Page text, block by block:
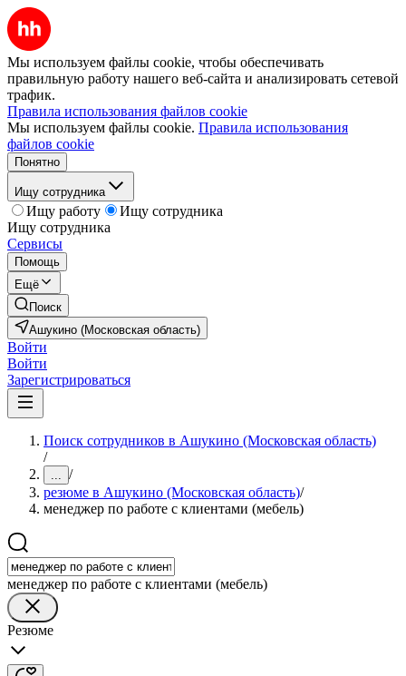
Мы используем файлы cookie, чтобы обеспечивать
правильную работу нашего веб-сайта и анализировать сетевой
трафик.
Правила использования файлов cookie
Мы используем файлы cookie. Правила использования
файлов cookie
Понятно
Ищу сотрудника
Ищу работу
Ищу сотрудника
Ищу сотрудника
Сервисы
Помощь
Ещё
Поиск
Ашукино (Московская область)
Войти
Войти
Зарегистрироваться
Поиск сотрудников в Ашукино (Московская область)
/
... /
резюме в Ашукино (Московская область)/
менеджер по работе с клиентами (мебель)
менеджер по работе с клиентами (мебель)
Резюме